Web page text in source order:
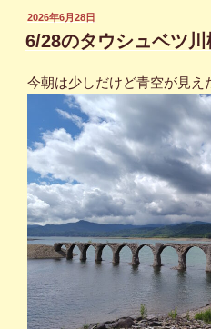
投
稿
日:
2026年6月28日
6/28のタウシュベツ川
今朝は少しだけど青空が見え